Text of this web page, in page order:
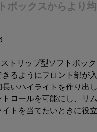
ボックスからより
トリップ型ソフトボッ
きるようにフロント部が
いハイライトを作り出
トロールを可能にし、リ
トを当てたいときに役立